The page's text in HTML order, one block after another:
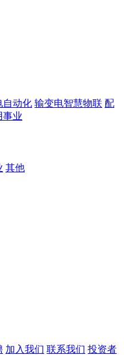
自动化 输变电智慧物联 配
事业
其他
加入我们 联系我们 投资者